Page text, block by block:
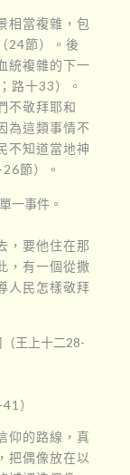
相當複雜，包
24節）。後
統複雜的下一
路十33）。
不敬拜耶和
為這類事情不
不知道當地神
節）。
一事件。
，要他住在那
，有一個從撒
人民怎樣敬拜
王上十二28-
）
仰的路線，真
把偶像放在以